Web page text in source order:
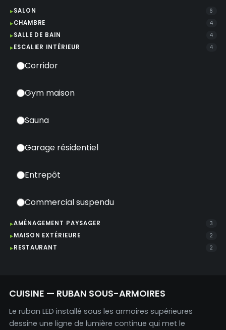
SALON 6
CHAMBRE 4
SALLE DE BAIN 4
ESCALIER INTÉRIEUR 4
Corridor
Gym maison
Sauna
Garage résidentiel
Entrepôt
Commercial suspendu
AMÉNAGEMENT PAYSAGER 3
MAISON EXTÉRIEURE 2
RESTAURANT 2
CUISINE — RUBAN SOUS-ARMOIRES
Le ruban LED installé sous les armoires supérieures
dessine une ligne de lumière continue qui met le